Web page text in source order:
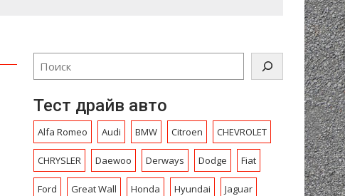
Тест драйв авто
Alfa Romeo Audi BMW Citroen CHEVROLET
CHRYSLЕR Daewoo Derways Dodge Fiat
Ford Great Wall Honda Hyundai Jaguar